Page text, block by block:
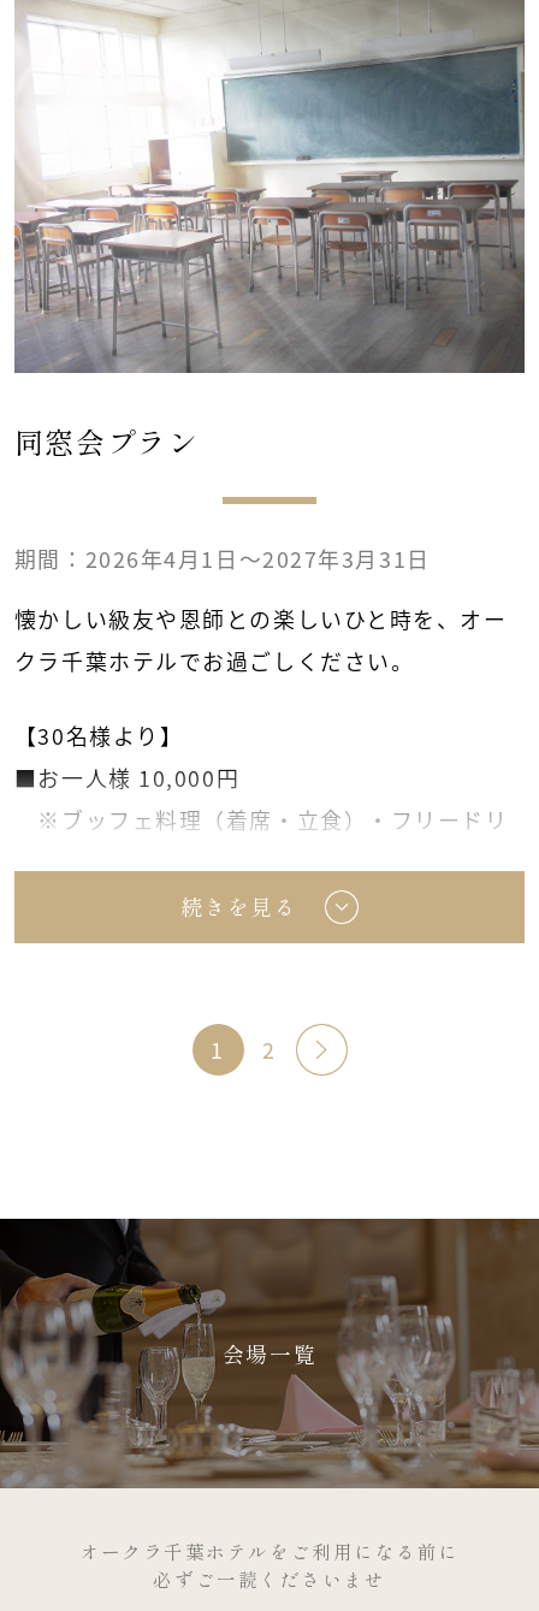
※プラン時間超過の場合は、30分につきご利用
会場料金の4分の1および飲み物の実費料金を頂
戴いたします。
※すべて消費税・サービス料込となります。
詳細PDF
詳細PDF
同窓会プラン
期間：2026年4月1日～2027年3月31日
懐かしい級友や恩師との楽しいひと時を、オー
クラ千葉ホテルでお過ごしください。
【30名様より】
■お一人様 10,000円
※ブッフェ料理（着席・立食）・フリードリ
※すべて消費税・サービス料込となります。
詳細PDF
続きを見る
1 2
会場一覧
オークラ千葉ホテルをご利用になる前に
必ずご一読くださいませ